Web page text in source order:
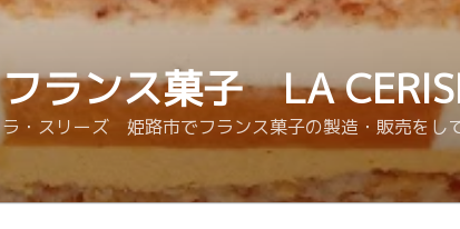
フランス菓子 LA
ラ・スリーズ 姫路市でフランス菓子の製造・販売をし